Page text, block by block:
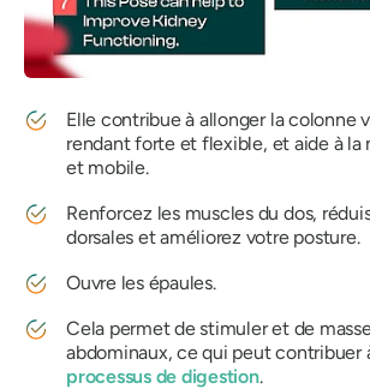
Elle contribue à allonger la colonne
rendant forte et flexible, et aide à la
et mobile.
Renforcez les muscles du dos,
dorsales et améliorez votre posture.
Ouvre les épaules.
Cela permet de stimuler et de
abdominaux, ce qui peut contribuer
processus de digestion.